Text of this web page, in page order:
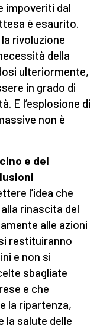
impoveriti dal
è esaurito.
rivoluzione
della
ulteriormente,
in grado di
E l’esplosione di
non è
e del
l’idea che
rinascita del
alle azioni
restituiranno
e non si
sbagliate
e che
la ripartenza,
la salute delle